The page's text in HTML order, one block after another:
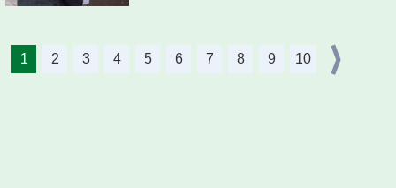
1 2 3 4 5 6 7 8 9 10